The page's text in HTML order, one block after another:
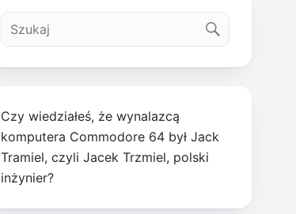
Czy wiedziałeś, że wynalazcą
komputera Commodore 64 był Jack
Tramiel, czyli Jacek Trzmiel, polski
inżynier?